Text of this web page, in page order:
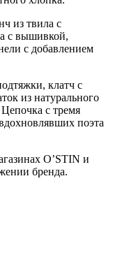
из твила с
с вышивкой,
с добавлением
клатч с
из натурального
с тремя
поэта
O’STIN и
бренда.